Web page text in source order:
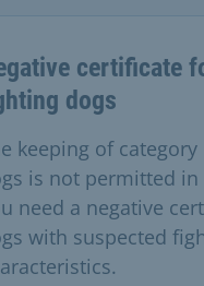
certificate
dogs
keeping of
is not permitted in
need a negative
with suspected